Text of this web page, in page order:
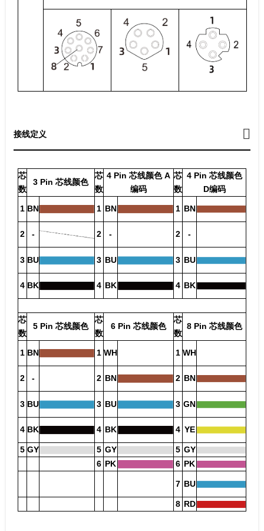
接线定义
芯
数
3 Pin 芯线颜色
芯
数
4 Pin 芯线颜色 A
编码
芯
数
4 Pin 芯线颜色
D编码
1 BN 1 BN 1 BN
2 - 2 - 2 -
3 BU 3 BU 3 BU
4 BK 4 BK 4 BK
芯
数
5 Pin 芯线颜色
芯
数
6 Pin 芯线颜色
芯
数
8 Pin 芯线颜色
1 BN 1 WH 1 WH
2 - 2 BN 2 BN
3 BU 3 BU 3 GN
4 BK 4 BK 4 YE
5 GY 5 GY 5 GY
6 PK 6 PK
7 BU
8 RD